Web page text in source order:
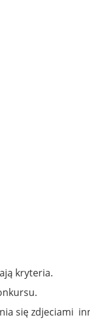
kryteria.
się zdjeciami